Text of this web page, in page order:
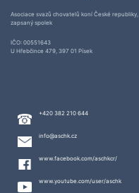
Asociace svazů chovatelů koní České republiky,
zapsaný spolek
IČO: 00551643
U Hřebčince 479, 397 01 Písek
+420 382 210 644
info@aschk.cz
www.facebook.com/aschkcr/
www.youtube.com/user/aschk